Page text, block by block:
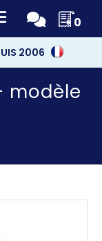
0
2006
modèle